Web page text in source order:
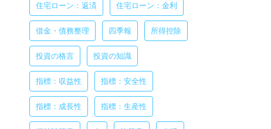
住宅ローン：返済 住宅ローン：金利
借金・債務整理 四季報 所得控除
投資の格言 投資の知識
指標：収益性 指標：安全性
指標：成長性 指標：生産性